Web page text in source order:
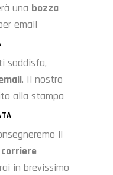
una bozza
email
soddisfa,
. Il nostro
alla stampa
il
corriere
in brevissimo